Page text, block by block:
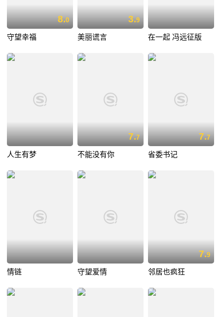
8.0
守望幸福
3.9
美丽谎言 在一起 冯远征版
人生有梦
7.7
不能没有你
7.7
省委书记
情链 守望爱情
7.9
邻居也疯狂